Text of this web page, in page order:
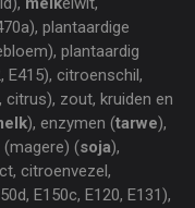
plantaardige
plantaardig
E415), citroenschil,
zout, kruiden en
), enzymen (tarwe),
(soja),
citroenvezel,
E150c, E120, E131),